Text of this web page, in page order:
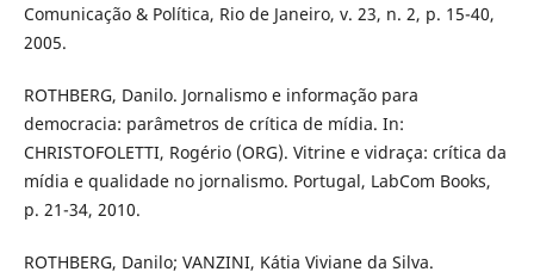
Comunicação & Política, Rio de Janeiro, v. 23, n. 2, p. 15-40,
2005.
ROTHBERG, Danilo. Jornalismo e informação para
democracia: parâmetros de crítica de mídia. In:
CHRISTOFOLETTI, Rogério (ORG). Vitrine e vidraça: crítica da
mídia e qualidade no jornalismo. Portugal, LabCom Books,
p. 21-34, 2010.
ROTHBERG, Danilo; VANZINI, Kátia Viviane da Silva.